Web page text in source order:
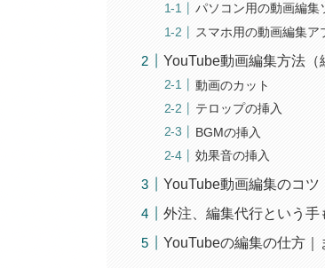
パソコン用の動画編集
スマホ用の動画編集ア
YouTube動画編集方法（
動画のカット
テロップの挿入
BGMの挿入
効果音の挿入
YouTube動画編集のコツ
外注、編集代行という手
YouTubeの編集の仕方｜